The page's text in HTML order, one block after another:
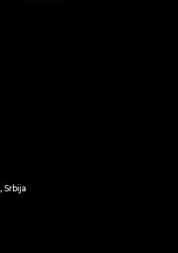
Srbija